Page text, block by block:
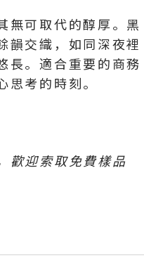
無可取代的醇厚。黑
韻交織，如同深夜裡
長。適合重要的商務
考的時刻。
歡迎索取免費樣品